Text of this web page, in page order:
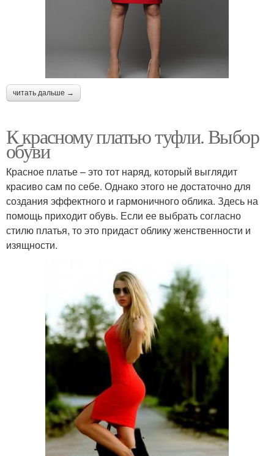
читать дальше →
К красному платью туфли. Выбор
обуви
Красное платье – это тот наряд, который выглядит
красиво сам по себе. Однако этого не достаточно для
создания эффектного и гармоничного облика. Здесь на
помощь приходит обувь. Если ее выбрать согласно
стилю платья, то это придаст облику женственности и
изящности.